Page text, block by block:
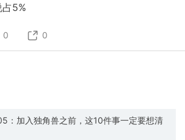
占5%
0 0
：加入独角兽之前，这10件事一定要想清